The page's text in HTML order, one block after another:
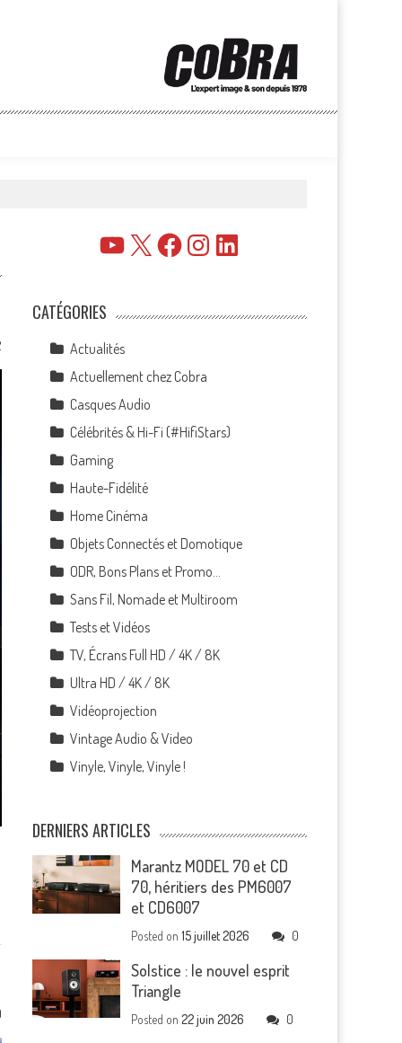
YouTube
X FacebookInstagramLinkedIn
CATÉGORIES
Actualités
Actuellement chez Cobra
Casques Audio
Célébrités & Hi-Fi (#HifiStars)
Gaming
Haute-Fidélité
Home Cinéma
Objets Connectés et Domotique
ODR, Bons Plans et Promo…
Sans Fil, Nomade et Multiroom
Tests et Vidéos
TV, Écrans Full HD / 4K / 8K
Ultra HD / 4K / 8K
Vidéoprojection
Vintage Audio & Video
Vinyle, Vinyle, Vinyle !
DERNIERS ARTICLES
Marantz MODEL 70 et CD
70, héritiers des PM6007
et CD6007
Posted on15 juillet 2026 0
Solstice : le nouvel esprit
Triangle
Posted on22 juin 2026 0